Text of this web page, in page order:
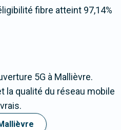
fibre atteint 97,14%
5G à Mallièvre.
la qualité du réseau mobile